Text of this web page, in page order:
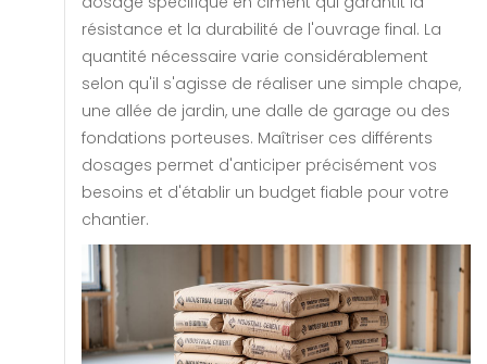
résistance et la durabilité de l'ouvrage final. La
quantité nécessaire varie considérablement
selon qu'il s'agisse de réaliser une simple chape,
une allée de jardin, une dalle de garage ou des
fondations porteuses. Maîtriser ces différents
dosages permet d'anticiper précisément vos
besoins et d'établir un budget fiable pour votre
chantier.